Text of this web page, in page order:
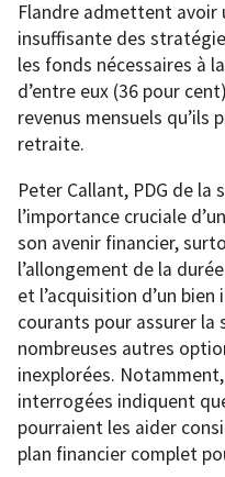
Flandre admettent avoir
insuffisante des
les fonds nécessaires à
d’entre eux (36 pour
revenus mensuels qu’ils
retraite.
Peter Callant, PDG de la
l’importance cruciale
son avenir financier,
l’allongement de la
et l’acquisition d’un
courants pour assurer
nombreuses autres
inexplorées.
interrogées indiquent
pourraient les aider
plan financier complet